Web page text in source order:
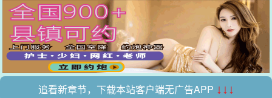
追看新章节，下载本站客户端无广告APP ↓↓↓